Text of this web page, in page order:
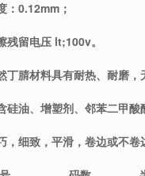
：0.12mm；
残留电压 lt;100v。
丁腈材料具有耐热、耐磨
硅油、增塑剂、邻苯二甲酸
，细致，平滑，卷边或不卷